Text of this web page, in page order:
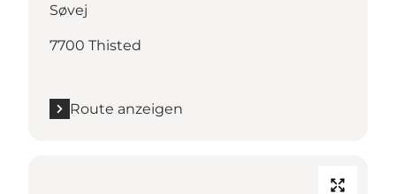
Søvej
7700 Thisted
Route anzeigen